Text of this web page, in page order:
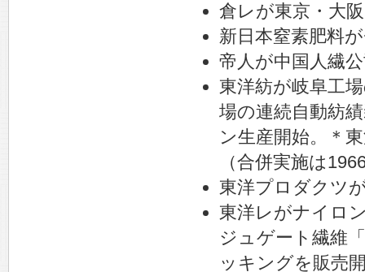
倉レが東京・大
新日本窒素肥料
帝人が中国人繊
東洋紡が岐阜工
場の連続自動紡
ン生産開始。＊
（合併実施は
東洋プロダクツ
東洋レがナイロ
ジュゲート繊維
ッキングを販売